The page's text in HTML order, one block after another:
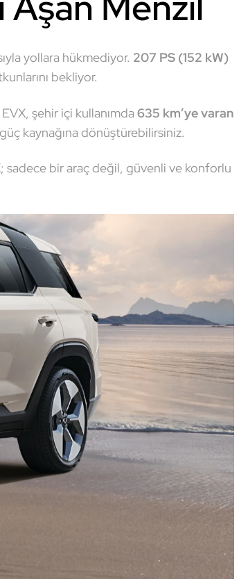
yollara hükmediyor. 207 PS (152 kW)
bekliyor.
şehir içi kullanımda 635 km’ye varan
kaynağına dönüştürebilirsiniz.
sadece bir araç değil, güvenli ve konforlu